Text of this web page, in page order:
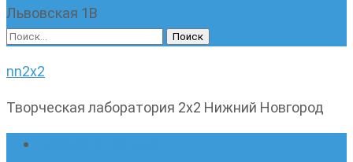
Львовская 1В
Найти:
nn2x2
Творческая лаборатория 2х2 Нижний Новгород